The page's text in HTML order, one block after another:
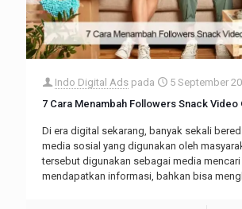
Indo Digital Ads pada
5 September
7 Cara Menambah Followers Snack Video
Di era digital sekarang, banyak sekali
media sosial yang digunakan oleh
tersebut digunakan sebagai media mencari
mendapatkan informasi, bahkan bisa